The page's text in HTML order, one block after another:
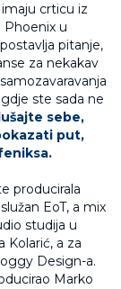
crticu iz
Phoenix u
pitanje,
za nekakav
ste sada ne
sebe,
put,
producirala
EoT, a mix
studija u
Kolarić, a za
Design-a.
Marko